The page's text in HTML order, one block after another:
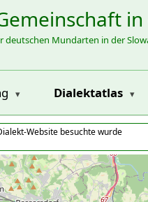
deutschen Mundarten in der
Dialektatlas
Website besuchte wurde